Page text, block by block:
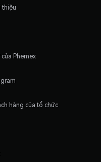
thiệu
Phemex
hàng của tổ chức